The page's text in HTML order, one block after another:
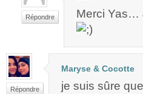
Répondre Merci Yas…
Répondre
Maryse & Cocotte
je suis sûre